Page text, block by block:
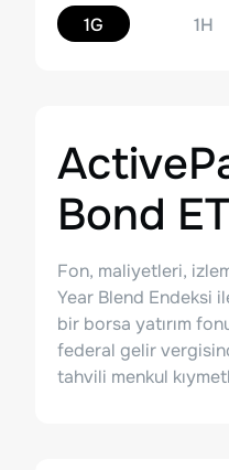
1G 1H
Bond
Fon, maliyetleri,
Year Blend Endeksi
bir borsa yatırım
federal gelir
tahvili menkul